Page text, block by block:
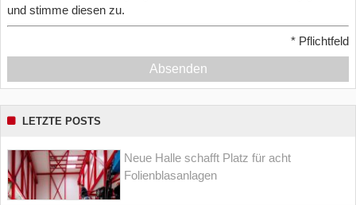
und stimme diesen zu.
* Pflichtfeld
Absenden
LETZTE POSTS
Neue Halle schafft Platz für acht
Folienblasanlagen